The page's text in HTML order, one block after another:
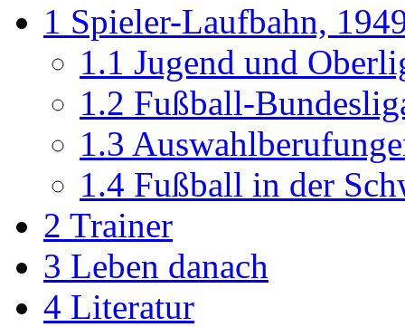
1 Spieler-Laufbahn,
1.1 Jugend und
1.2 Fußball-
1.3
1.4 Fußball in der
2 Trainer
3 Leben danach
4 Literatur